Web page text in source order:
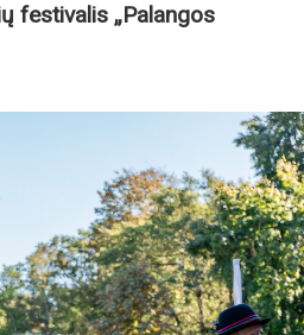
festivalis „Palangos